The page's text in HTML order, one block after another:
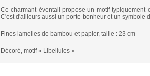
Ce charmant éventail propose un motif
C'est d'ailleurs aussi un porte-bonheur et un symbole
Fines lamelles de bambou et papier, taille : 23 cm
Décoré, motif « Libellules »